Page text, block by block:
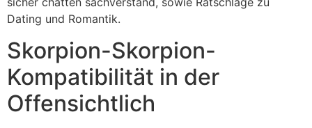
Dating und Romantik.
Skorpion-Skorpion-
Kompatibilität in der
Offensichtlich